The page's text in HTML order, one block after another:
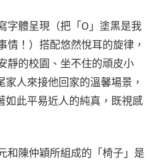
字體呈現（把「O」塗黑是我
情！）搭配悠然悅耳的旋律，
靜的校園、坐不住的頑皮小
家人來接他回家的溫馨場景，
如此平易近人的純真，既視感
和陳仲穎所組成的「椅子」是